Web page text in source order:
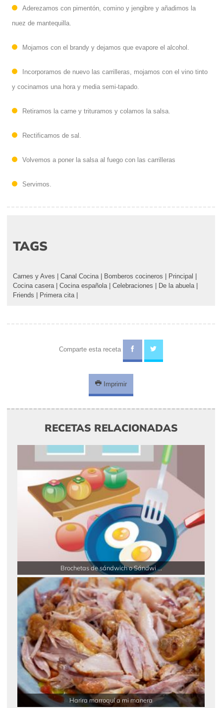
Aderezamos con pimentón, comino y jengibre y añadimos la
nuez de mantequilla.
Mojamos con el brandy y dejamos que evapore el alcohol.
Incorporamos de nuevo las carrilleras, mojamos con el vino tinto
y cocinamos una hora y media semi-tapado.
Retiramos la carne y trituramos y colamos la salsa.
Rectificamos de sal.
Volvemos a poner la salsa al fuego con las carrilleras
Servimos.
TAGS
Carnes y Aves Canal Cocina| Bomberos cocineros Principal
Cocina casera| Cocina española| Celebraciones De la abuela|
Friends
Primera cita|
Comparte esta receta
Imprimir
RECETAS RELACIONADAS
Brochetas de sándwich o Sándwi ...
Harira marroquí a mi manera